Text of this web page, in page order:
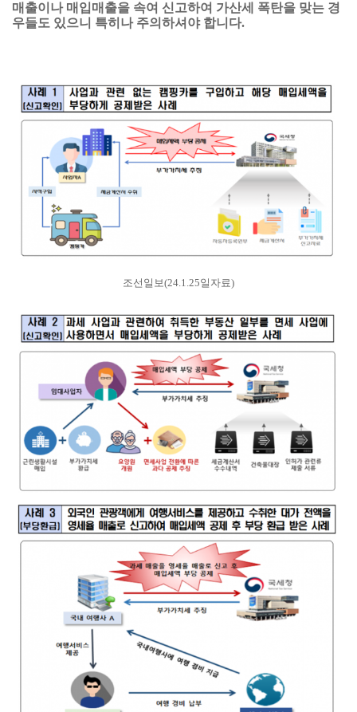
매출이나 매입매출을 속여 신고하여 가산세 폭탄을 맞는 경
우들도 있으니 특히나 주의하셔야 합니다.
조선일보(24.1.25일자료)